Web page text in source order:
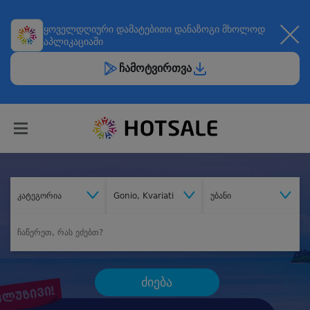
ყოველდღიური დამატებითი დანაზოგი მხოლოდ
აპლიკაციაში
ჩამოტვირთვა
კატეგორია Gonio, Kvariati უბანი
ძიება